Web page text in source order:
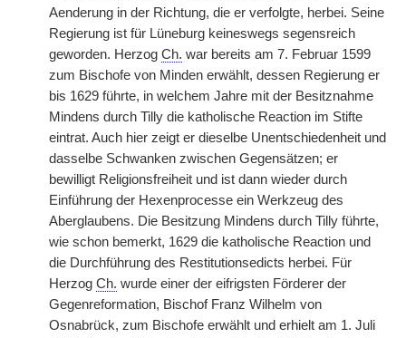
Aenderung in der Richtung, die er verfolgte, herbei. Seine
Regierung ist für Lüneburg keineswegs segensreich
geworden. Herzog Ch. war bereits am 7. Februar 1599
zum Bischofe von Minden erwählt, dessen Regierung er
bis 1629 führte, in welchem Jahre mit der Besitznahme
Mindens durch Tilly die katholische Reaction im Stifte
eintrat. Auch hier zeigt er dieselbe Unentschiedenheit und
dasselbe Schwanken zwischen Gegensätzen; er
bewilligt Religionsfreiheit und ist dann wieder durch
Einführung der Hexenprocesse ein Werkzeug des
Aberglaubens. Die Besitzung Mindens durch Tilly führte,
wie schon bemerkt, 1629 die katholische Reaction und
die Durchführung des Restitutionsedicts herbei. Für
Herzog Ch. wurde einer der eifrigsten Förderer der
Gegenreformation, Bischof Franz Wilhelm von
Osnabrück, zum Bischofe erwählt und erhielt am 1. Juli